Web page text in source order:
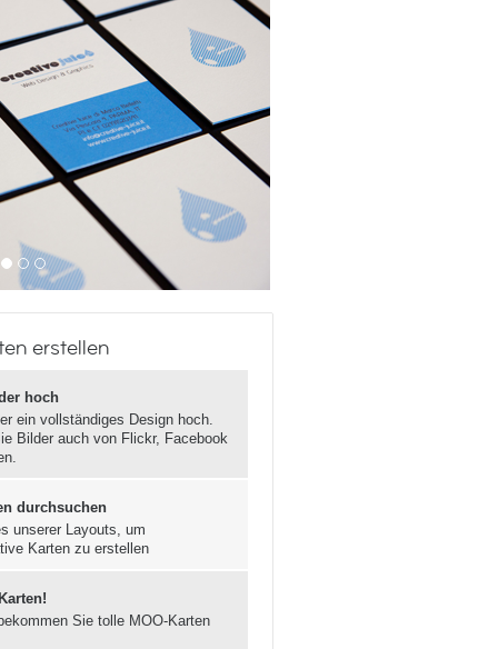
erstellen
hoch
ein vollständiges Design hoch.
Bilder auch von Flickr, Facebook
durchsuchen
unserer Layouts, um
Karten zu erstellen
Sie tolle MOO-Karten